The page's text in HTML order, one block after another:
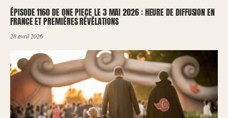
ÉPISODE 1160 DE ONE PIECE LE 3 MAI 2026 : HEURE DE DIFFUSION EN
FRANCE ET PREMIÈRES RÉVÉLATIONS
28 avril 2026